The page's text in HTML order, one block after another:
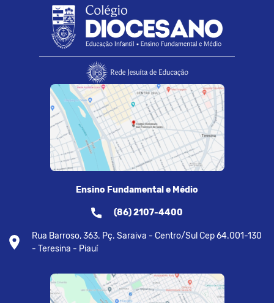
Ensino Fundamental e Médio
(86) 2107-4400
Rua Barroso, 363. Pç. Saraiva - Centro/Sul Cep 64.001-130
- Teresina - Piauí